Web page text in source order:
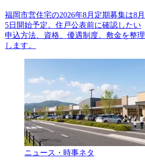
福岡市営住宅の2026年8月定期募集は8月
5日開始予定。住戸公表前に確認したい
申込方法、資格、優遇制度、敷金を整理
します。
ニュース・時事ネタ